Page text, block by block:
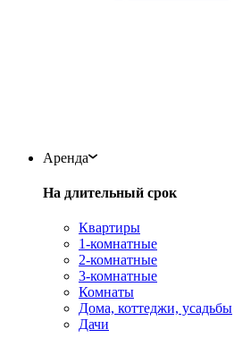
Аренда
На длительный срок
Квартиры
1-комнатные
2-комнатные
3-комнатные
Комнаты
Дома, коттеджи, усадьбы
Дачи